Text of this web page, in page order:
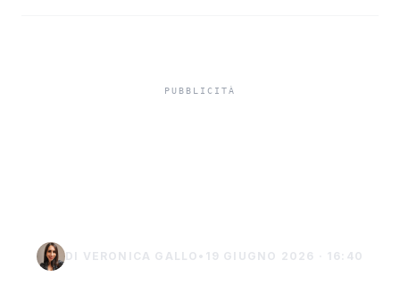
DI VERONICA GALLO • 19 GIUGNO 2026 · 16:40